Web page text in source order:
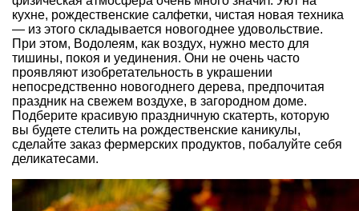
кухне, рождественские салфетки, чистая новая техника
— из этого складывается новогоднее удовольствие.
При этом, Водолеям, как воздух, нужно место для
тишины, покоя и уединения. Они не очень часто
проявляют изобретательность в украшении
непосредственно новогоднего дерева, предпочитая
праздник на свежем воздухе, в загородном доме.
Подберите красивую праздничную скатерть, которую
вы будете стелить на рождественские каникулы,
сделайте заказ фермерских продуктов, побалуйте себя
деликатесами.